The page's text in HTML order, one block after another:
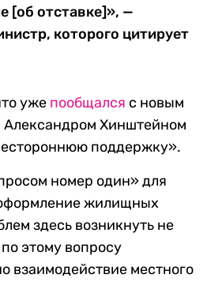
[об отставке]», —
которого цитирует
уже пообщался с новым
Александром Хинштейном
поддержку».
номер один» для
жилищных
здесь возникнуть не
этому вопросу
взаимодействие местного